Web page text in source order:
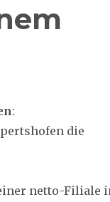
:
die
netto-Filiale